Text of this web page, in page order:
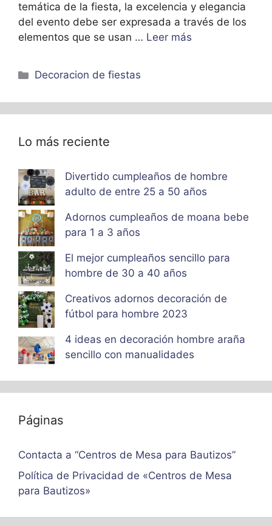
temática de la fiesta, la excelencia y elegancia
del evento debe ser expresada a través de los
elementos que se usan … Leer más
Categorías
Decoracion de fiestas
Lo más reciente
Divertido cumpleaños de hombre
adulto de entre 25 a 50 años
Adornos cumpleaños de moana bebe
para 1 a 3 años
El mejor cumpleaños sencillo para
hombre de 30 a 40 años
Creativos adornos decoración de
fútbol para hombre 2023
4 ideas en decoración hombre araña
sencillo con manualidades
Páginas
Contacta a “Centros de Mesa para Bautizos”
Política de Privacidad de «Centros de Mesa
para Bautizos»